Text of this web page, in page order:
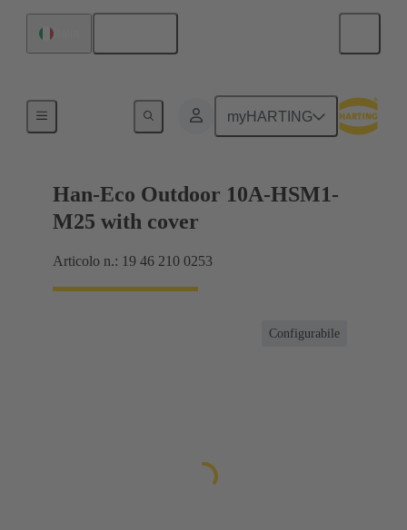
myHARTING
Han-Eco Outdoor 10A-HSM1-
M25 with cover
Articolo n.: 19 46 210 0253
Configurabile